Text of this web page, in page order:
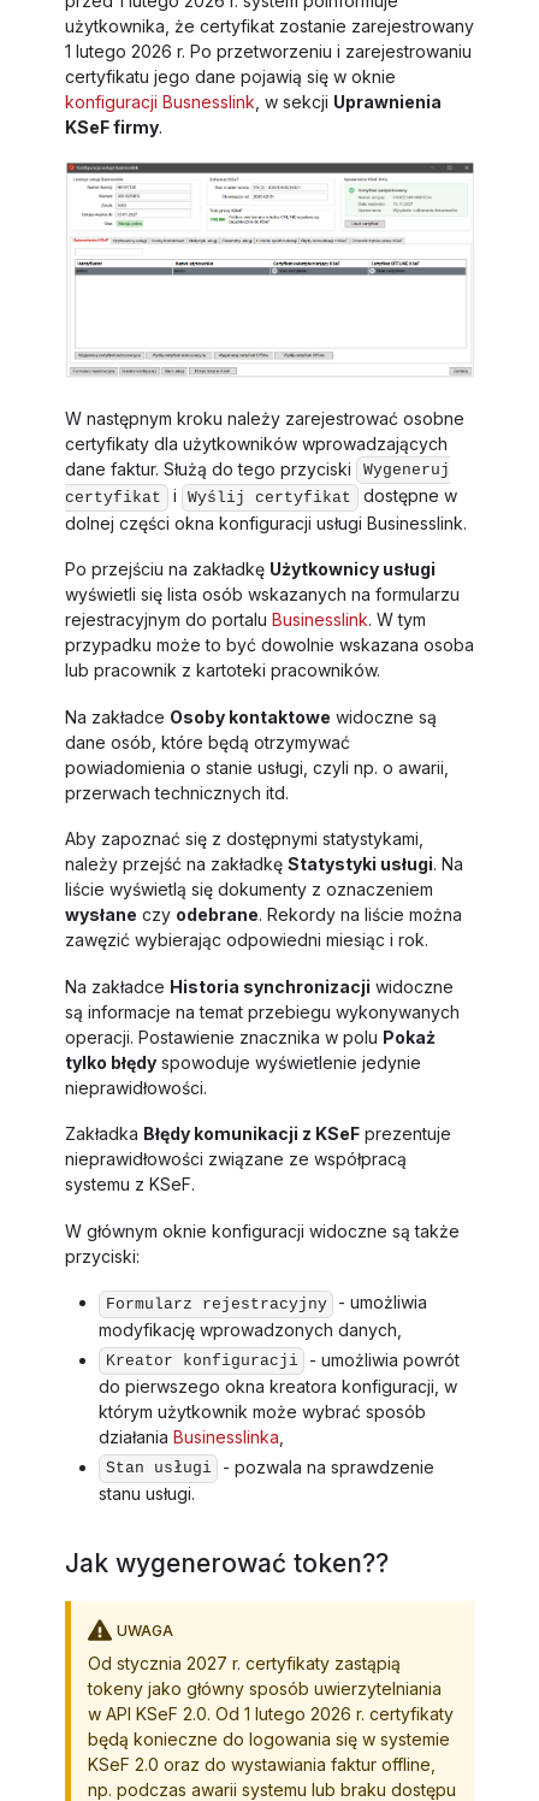
użytkownika, że certyfikat zostanie zarejestrowany
1 lutego 2026 r. Po przetworzeniu i zarejestrowaniu
certyfikatu jego dane pojawią się w oknie
konfiguracji Busnesslink , w sekcji Uprawnienia
KSeF firmy.
W następnym kroku należy zarejestrować osobne
certyfikaty dla użytkowników wprowadzających
dane faktur. Służą do tego przyciski
Wygeneruj
certyfikat
i Wyślij certyfikat
dostępne w
dolnej części okna konfiguracji usługi Businesslink.
Po przejściu na zakładkę Użytkownicy usługi
wyświetli się lista osób wskazanych na formularzu
rejestracyjnym do portalu Businesslink. W tym
przypadku może to być dowolnie wskazana osoba
lub pracownik z kartoteki pracowników.
Na zakładce Osoby kontaktowe widoczne są
dane osób, które będą otrzymywać
powiadomienia o stanie usługi, czyli np. o awarii,
przerwach technicznych itd.
Aby zapoznać się z dostępnymi statystykami,
należy przejść na zakładkę Statystyki usługi. Na
liście wyświetlą się dokumenty z oznaczeniem
wysłane czy odebrane. Rekordy na liście można
zawęzić wybierając odpowiedni miesiąc i rok.
Na zakładce Historia synchronizacji widoczne
są informacje na temat przebiegu wykonywanych
operacji. Postawienie znacznika w polu Pokaż
tylko błędy spowoduje wyświetlenie jedynie
nieprawidłowości.
Zakładka Błędy komunikacji z KSeF prezentuje
nieprawidłowości związane ze współpracą
systemu z KSeF.
W głównym oknie konfiguracji widoczne są także
przyciski:
Formularz rejestracyjny
- umożliwia
modyfikację wprowadzonych danych,
Kreator konfiguracji
- umożliwia powrót
do pierwszego okna kreatora konfiguracji, w
którym użytkownik może wybrać sposób
działania Businesslinka
Stan usługi
- pozwala na sprawdzenie
stanu usługi.
Jak wygenerować token??
UWAGA
Od stycznia 2027 r. certyfikaty zastąpią
tokeny jako główny sposób uwierzytelniania
w API KSeF 2.0. Od 1 lutego 2026 r. certyfikaty
będą konieczne do logowania się w systemie
KSeF 2.0 oraz do wystawiania faktur offline,
np. podczas awarii systemu lub braku dostępu